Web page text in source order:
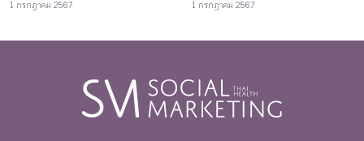
1 กรกฎาคม 2567 1 กรกฎาคม 2567